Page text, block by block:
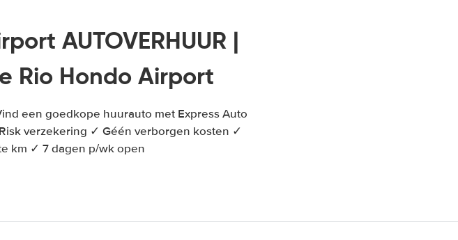
AUTOVERHUUR |
Rio Hondo Airport
een goedkope huurauto met Express Auto
verzekering ✓ Géén verborgen kosten ✓
km ✓ 7 dagen p/wk open